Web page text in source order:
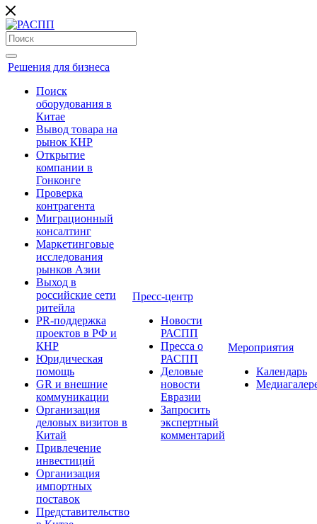
Решения для бизнеса
Поиск
оборудования в
Китае
Вывод товара на
рынок КНР
Открытие
компании в
Гонконге
Проверка
контрагента
Миграционный
консалтинг
Маркетинговые
исследования
рынков Азии
Выход в
российские сети
ритейла
PR-поддержка
проектов в РФ и
КНР
Юридическая
помощь
GR и внешние
коммуникации
Организация
деловых визитов в
Китай
Привлечение
инвестиций
Организация
импортных
поставок
Представительство
Пресс-центр
Новости
РАСПП
Пресса о
РАСПП
Деловые
новости
Евразии
Запросить
экспертный
комментарий
Мероприятия
Календарь